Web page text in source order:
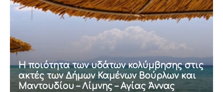
Η ποιότητα των υδάτων κολύμβησης στις
ακτές των Δήμων Καμένων Βούρλων και
Μαντουδίου – Λίμνης – Αγίας Άννας